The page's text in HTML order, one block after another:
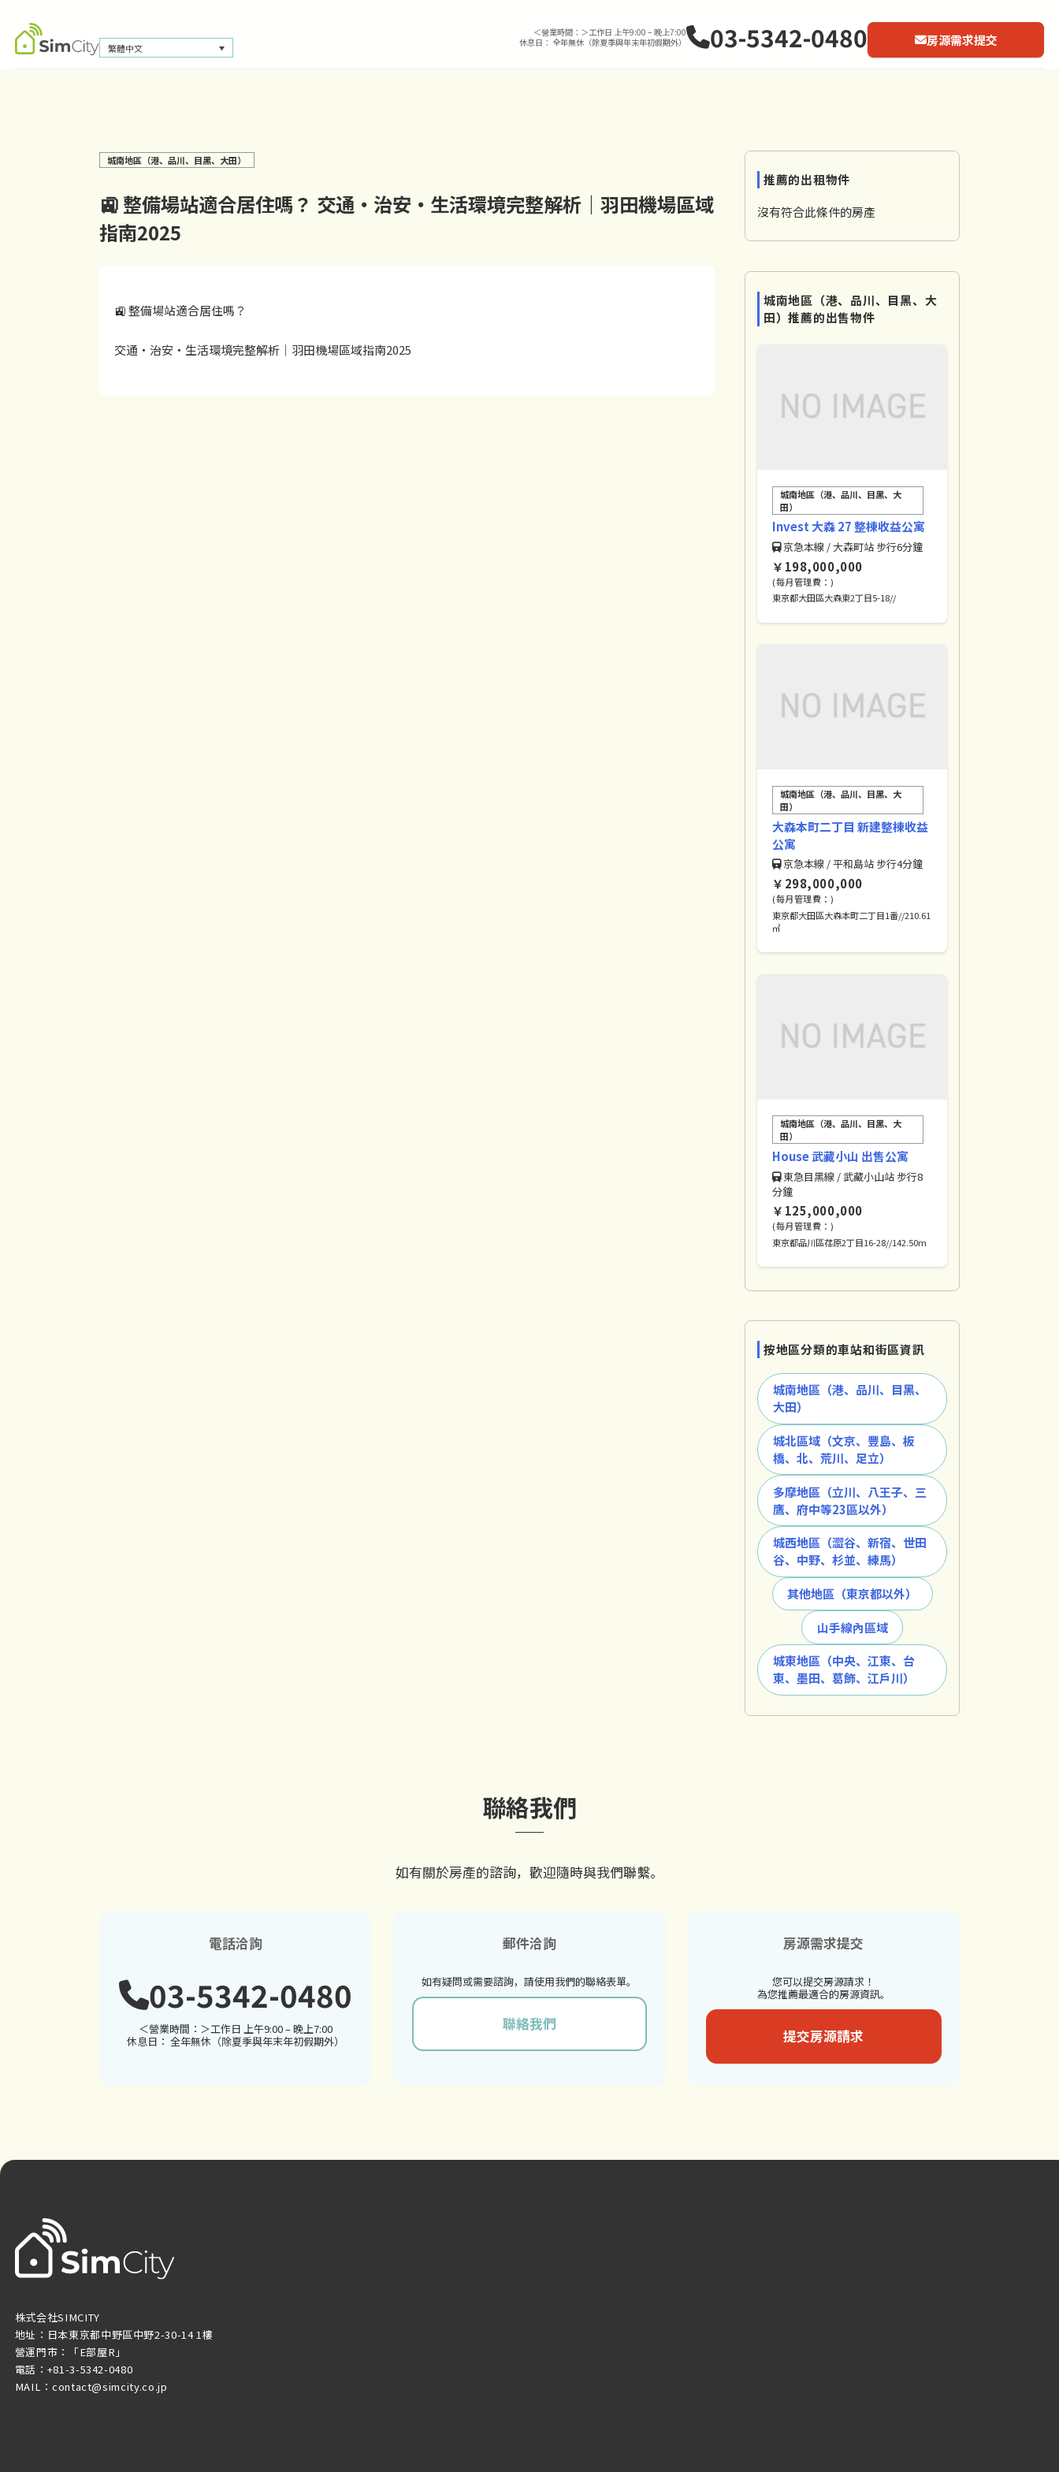
繁體中文
＜營業時間：＞工作日 上午9:00 – 晚上7:00
休息日： 全年無休（除夏季與年末年初假期外）
03-5342-0480 房源需求提交
城南地區（港、品川、目黑、大田）
🚉 整備場站適合居住嗎？ 交通・治安・生活環境完整解析｜羽田機場區域
指南2025
🚉 整備場站適合居住嗎？
交通・治安・生活環境完整解析｜羽田機場區域指南2025
推薦的出租物件
沒有符合此條件的房產
城南地區（港、品川、目黑、大
田）推薦的出售物件
城南地區（港、品川、目黑、大
田）
Invest 大森 27 整棟收益公寓
京急本線 / 大森町站 步行6分鐘
￥198,000,000
(每月管理費：)
東京都大田區大森東2丁目5-18//
城南地區（港、品川、目黑、大
田）
大森本町二丁目 新建整棟收益
公寓
京急本線 / 平和島站 步行4分鐘
￥298,000,000
(每月管理費：)
東京都大田區大森本町二丁目1番//210.61
㎡
城南地區（港、品川、目黑、大
田）
House 武藏小山 出售公寓
東急目黑線 / 武藏小山站 步行8
分鐘
￥125,000,000
(每月管理費：)
東京都品川區荏原2丁目16-28//142.50m
按地區分類的車站和街區資訊
城南地區（港、品川、目黑、
大田）
城北區域（文京、豐島、板
橋、北、荒川、足立）
多摩地區（立川、八王子、三
鷹、府中等23區以外）
城西地區（澀谷、新宿、世田
谷、中野、杉並、練馬）
其他地區（東京都以外）
山手線內區域
城東地區（中央、江東、台
東、墨田、葛飾、江戶川）
聯絡我們
如有關於房產的諮詢， 歡迎隨時與我們聯繫。
電話洽詢
03-5342-0480
＜營業時間：＞工作日 上午9:00 – 晚上7:00
休息日： 全年無休（除夏季與年末年初假期外）
郵件洽詢
如有疑問或需要諮詢，請使用我們的聯絡表單。
聯絡我們
房源需求提交
您可以提交房源請求！
為您推薦最適合的房源資訊。
提交房源請求
株式会社SIMCITY
地址：日本東京都中野區中野2-30-14 1樓
營運門市：「E部屋R」
電話：+81-3-5342-0480
MAIL：contact@simcity.co.jp